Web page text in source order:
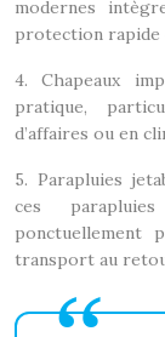
modernes
protection rapide
4. Chapeaux
pratique,
d’affaires ou en
5. Parapluies
ces
ponctuellement
transport au